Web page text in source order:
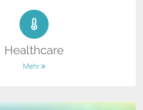
Healthcare
Mehr